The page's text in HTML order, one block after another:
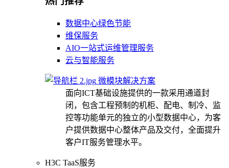
数据中心绿色节能
维保服务
AIO一站式运维管理服务
云与智能服务
微模块解决方案
面向ICT基础设施提供的一款采用通道封
闭，包含工程预制的机柜、配电、制冷、监
控等功能单元的独立的小型数据中心，为客
户提供数据中心整体产品及交付，全面提升
客户IT服务管理水平。
H3C TaaS服务